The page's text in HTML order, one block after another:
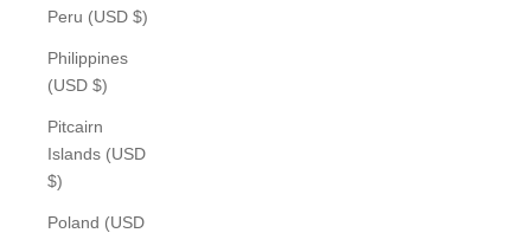
Peru (USD $)
Philippines
(USD $)
Pitcairn
Islands (USD
$)
Poland (USD